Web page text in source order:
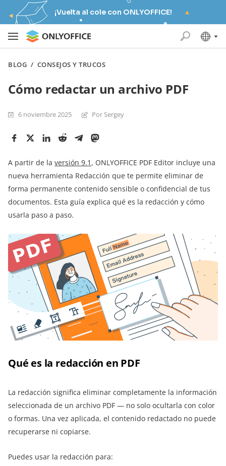
¡Vuelta al cole con ONLYOFFICE!
BLOG / CONSEJOS Y TRUCOS
Cómo redactar un archivo PDF
6 noviembre 2025 Por Sergey
A partir de la versión 9.1 , ONLYOFFICE PDF Editor incluye una
nueva herramienta Redacción que te permite eliminar de
forma permanente contenido sensible o confidencial de tus
documentos. Esta guía explica qué es la redacción y cómo
usarla paso a paso.
Qué es la redacción en PDF
La redacción significa eliminar completamente la información
seleccionada de un archivo PDF — no solo ocultarla con color
o formas. Una vez aplicada, el contenido redactado no puede
recuperarse ni copiarse.
Puedes usar la redacción para: